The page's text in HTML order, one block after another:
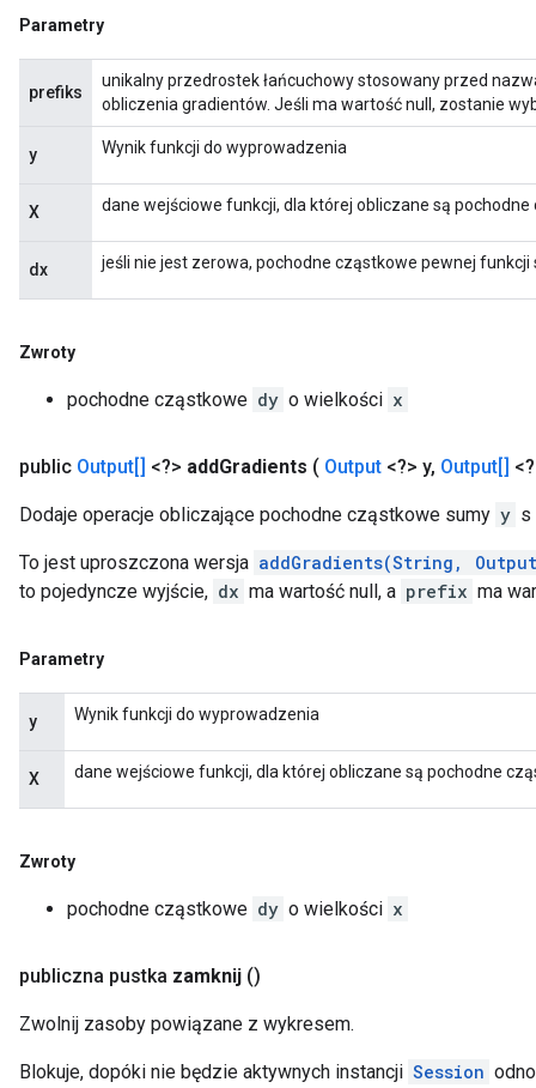
Parametry
prefiks
unikalny przedrostek łańcuchowy stosowany przed
obliczenia gradientów. Jeśli ma wartość null, zostanie
y Wynik funkcji do wyprowadzenia
X dane wejściowe funkcji, dla której obliczane są
dx jeśli nie jest zerowa, pochodne cząstkowe pewnej
Zwroty
pochodne cząstkowe dy o wielkości x
public Output[] <?> addGradients ( Output <?> y, Output[]
Dodaje operacje obliczające pochodne cząstkowe sumy y
To jest uproszczona wersja addGradients(String,
to pojedyncze wyjście, dx ma wartość null, a prefix ma
Parametry
y Wynik funkcji do wyprowadzenia
X dane wejściowe funkcji, dla której obliczane są pochodne
Zwroty
pochodne cząstkowe dy o wielkości x
publiczna pustka zamknij ()
Zwolnij zasoby powiązane z wykresem.
Blokuje, dopóki nie będzie aktywnych instancji Session